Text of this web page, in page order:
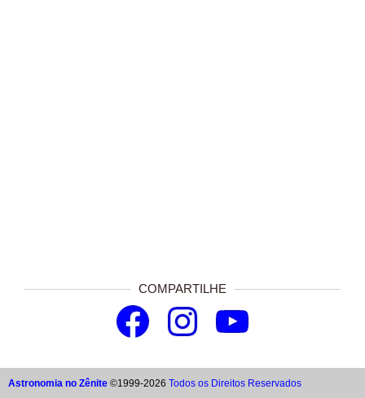
COMPARTILHE
Astronomia no Zênite ©1999-2026 Todos os Direitos Reservados